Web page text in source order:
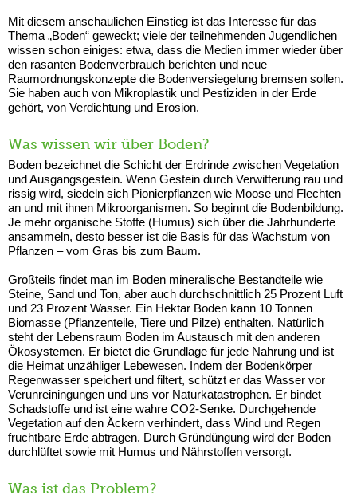
Mit diesem anschaulichen Einstieg ist das Interesse für das
Thema „Boden“ geweckt; viele der teilnehmenden Jugendlichen
wissen schon einiges: etwa, dass die Medien immer wieder über
den rasanten Bodenverbrauch berichten und neue
Raumordnungskonzepte die Bodenversiegelung bremsen sollen.
Sie haben auch von Mikroplastik und Pestiziden in der Erde
gehört, von Verdichtung und Erosion.
Was wissen wir über Boden?
Boden bezeichnet die Schicht der Erdrinde zwischen Vegetation
und Ausgangsgestein. Wenn Gestein durch Verwitterung rau und
rissig wird, siedeln sich Pionierpflanzen wie Moose und Flechten
an und mit ihnen Mikroorganismen. So beginnt die Bodenbildung.
Je mehr organische Stoffe (Humus) sich über die Jahrhunderte
ansammeln, desto besser ist die Basis für das Wachstum von
Pflanzen – vom Gras bis zum Baum.
Großteils findet man im Boden mineralische Bestandteile wie
Steine, Sand und Ton, aber auch durchschnittlich 25 Prozent Luft
und 23 Prozent Wasser. Ein Hektar Boden kann 10 Tonnen
Biomasse (Pflanzenteile, Tiere und Pilze) enthalten. Natürlich
steht der Lebensraum Boden im Austausch mit den anderen
Ökosystemen. Er bietet die Grundlage für jede Nahrung und ist
die Heimat unzähliger Lebewesen. Indem der Bodenkörper
Regenwasser speichert und filtert, schützt er das Wasser vor
Verunreiningungen und uns vor Naturkatastrophen. Er bindet
Schadstoffe und ist eine wahre CO2-Senke. Durchgehende
Vegetation auf den Äckern verhindert, dass Wind und Regen
fruchtbare Erde abtragen. Durch Gründüngung wird der Boden
durchlüftet sowie mit Humus und Nährstoffen versorgt.
Was ist das Problem?